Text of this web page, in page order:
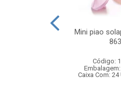
Mini piao
863
Código:
Caixa Com: